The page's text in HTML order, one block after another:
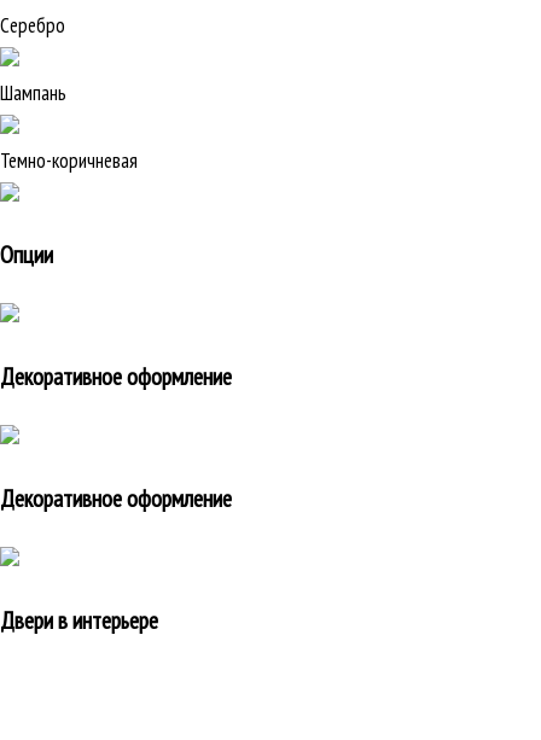
Серебро
Шампань
Темно-коричневая
Опции
Декоративное оформление
Декоративное оформление
Двери в интерьере